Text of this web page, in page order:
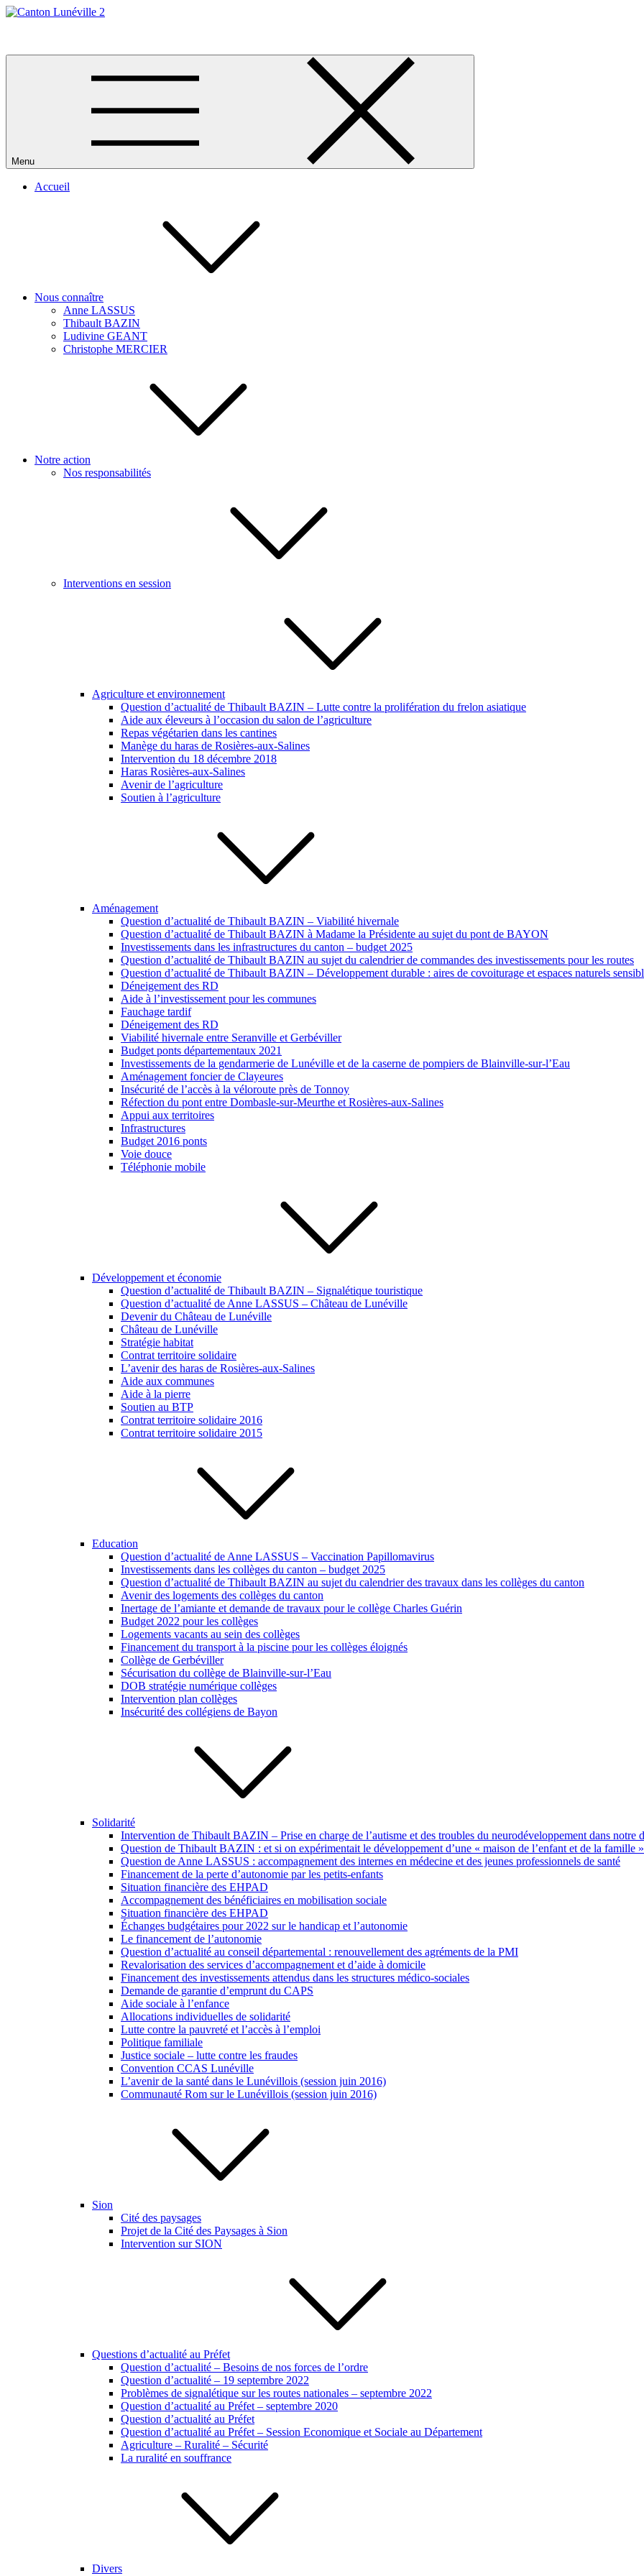
Skip
Menu
Accueil
Nous connaître
Anne LASSUS
Thibault BAZIN
Ludivine GEANT
Christophe MERCIER
Notre action
Nos responsabilités
Interventions en session
Agriculture et environnement
Question d’actualité de Thibault BAZIN – Lutte contre la prolifération du frelon asiatique
Aide aux éleveurs à l’occasion du salon de l’agriculture
Repas végétarien dans les cantines
Manège du haras de Rosières-aux-Salines
Intervention du 18 décembre 2018
Haras Rosières-aux-Salines
Avenir de l’agriculture
Soutien à l’agriculture
Aménagement
Question d’actualité de Thibault BAZIN – Viabilité hivernale
Question d’actualité de Thibault BAZIN à Madame la Présidente au sujet du pont de BAYON
Investissements dans les infrastructures du canton – budget 2025
Question d’actualité de Thibault BAZIN au sujet du calendrier de commandes des investissements pour les routes
Question d’actualité de Thibault BAZIN – Développement durable : aires de covoiturage et espaces naturels
Déneigement des RD
Aide à l’investissement pour les communes
Fauchage tardif
Déneigement des RD
Viabilité hivernale entre Seranville et Gerbéviller
Budget ponts départementaux 2021
Investissements de la gendarmerie de Lunéville et de la caserne de pompiers de Blainville-sur-l’Eau
Aménagement foncier de Clayeures
Insécurité de l’accès à la véloroute près de Tonnoy
Réfection du pont entre Dombasle-sur-Meurthe et Rosières-aux-Salines
Appui aux territoires
Infrastructures
Budget 2016 ponts
Voie douce
Téléphonie mobile
Développement et économie
Question d’actualité de Thibault BAZIN – Signalétique touristique
Question d’actualité de Anne LASSUS – Château de Lunéville
Devenir du Château de Lunéville
Château de Lunéville
Stratégie habitat
Contrat territoire solidaire
L’avenir des haras de Rosières-aux-Salines
Aide aux communes
Aide à la pierre
Soutien au BTP
Contrat territoire solidaire 2016
Contrat territoire solidaire 2015
Education
Question d’actualité de Anne LASSUS – Vaccination Papillomavirus
Investissements dans les collèges du canton – budget 2025
Question d’actualité de Thibault BAZIN au sujet du calendrier des travaux dans les collèges du canton
Avenir des logements des collèges du canton
Inertage de l’amiante et demande de travaux pour le collège Charles Guérin
Budget 2022 pour les collèges
Logements vacants au sein des collèges
Financement du transport à la piscine pour les collèges éloignés
Collège de Gerbéviller
Sécurisation du collège de Blainville-sur-l’Eau
DOB stratégie numérique collèges
Intervention plan collèges
Insécurité des collégiens de Bayon
Solidarité
Intervention de Thibault BAZIN – Prise en charge de l’autisme et des troubles du neurodéveloppement dans notre
Question de Thibault BAZIN : et si on expérimentait le développement d’une « maison de l’enfant et de la famille
Question de Anne LASSUS : accompagnement des internes en médecine et des jeunes professionnels de santé
Financement de la perte d’autonomie par les petits-enfants
Situation financière des EHPAD
Accompagnement des bénéficiaires en mobilisation sociale
Situation financière des EHPAD
Échanges budgétaires pour 2022 sur le handicap et l’autonomie
Le financement de l’autonomie
Question d’actualité au conseil départemental : renouvellement des agréments de la PMI
Revalorisation des services d’accompagnement et d’aide à domicile
Financement des investissements attendus dans les structures médico-sociales
Demande de garantie d’emprunt du CAPS
Aide sociale à l’enfance
Allocations individuelles de solidarité
Lutte contre la pauvreté et l’accès à l’emploi
Politique familiale
Justice sociale – lutte contre les fraudes
Convention CCAS Lunéville
L’avenir de la santé dans le Lunévillois (session juin 2016)
Communauté Rom sur le Lunévillois (session juin 2016)
Sion
Cité des paysages
Projet de la Cité des Paysages à Sion
Intervention sur SION
Questions d’actualité au Préfet
Question d’actualité – Besoins de nos forces de l’ordre
Question d’actualité – 19 septembre 2022
Problèmes de signalétique sur les routes nationales – septembre 2022
Question d’actualité au Préfet – septembre 2020
Question d’actualité au Préfet
Question d’actualité au Préfet – Session Economique et Sociale au Département
Agriculture – Ruralité – Sécurité
La ruralité en souffrance
Divers